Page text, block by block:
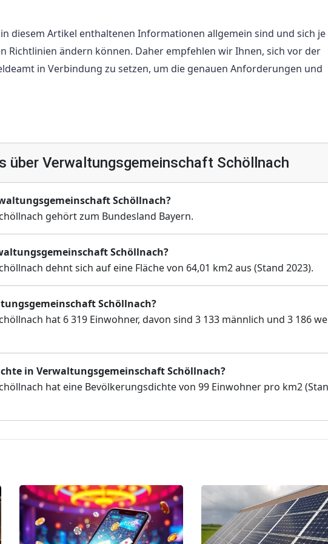
diesem Artikel enthaltenen Informationen allgemein sind und sich je
Richtlinien ändern können. Daher empfehlen wir Ihnen, sich vor der
in Verbindung zu setzen, um die genauen Anforderungen und
über Verwaltungsgemeinschaft Schöllnach
Schöllnach?
gehört zum Bundesland Bayern.
Schöllnach?
dehnt sich auf eine Fläche von 64,01 km2 aus (Stand 2023).
Schöllnach?
hat 6 319 Einwohner, davon sind 3 133 männlich und 3 186
in Verwaltungsgemeinschaft Schöllnach?
hat eine Bevölkerungsdichte von 99 Einwohner pro km2